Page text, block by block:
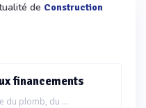
de Construction
financements
du plomb, du ...